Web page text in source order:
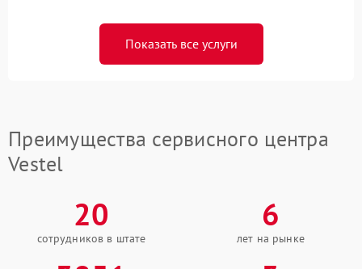
Показать все услуги
Преимущества сервисного центра
Vestel
20
сотрудников в штате
6
лет на рынке